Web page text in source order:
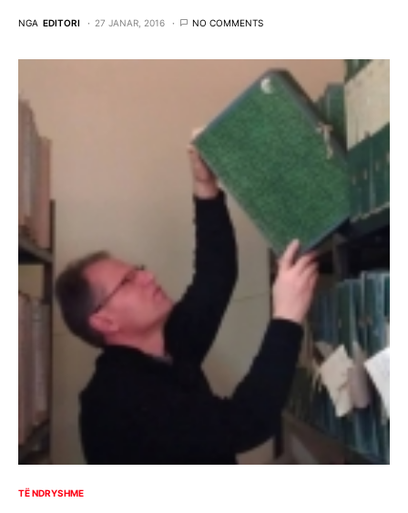
NGA EDITORI 27 JANAR, 2016 NO COMMENTS
TË NDRYSHME